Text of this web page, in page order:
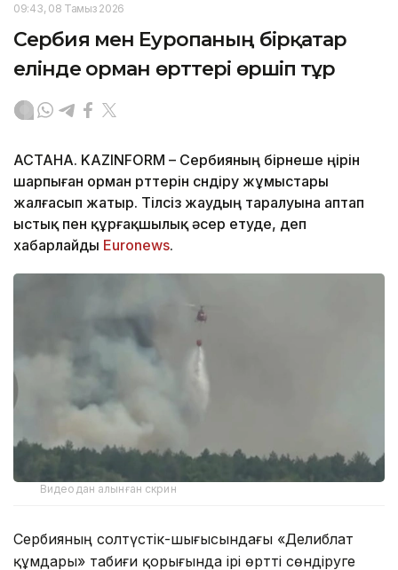
09:43, 08 Тамыз 2026
Сербия мен Еуропаның бірқатар
елінде орман өрттері өршіп тұр
АСТАНА. KAZINFORM – Сербияның бірнеше өңірін
шарпыған орман өрттерін сөндіру жұмыстары
жалғасып жатыр. Тілсіз жаудың таралуына аптап
ыстық пен құрғақшылық әсер етуде, деп
хабарлайды Euronews.
Видеодан алынған скрин
Сербияның солтүстік-шығысындағы «Делиблат
құмдары» табиғи қорығында ірі өртті сөндіруге